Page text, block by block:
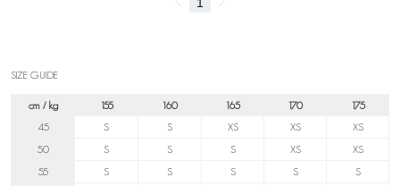
SIZE GUIDE
cm / kg 155 160 165 170
175
45
S S XS XS
XS
50
S S S XS
XS
55
S S S S
S